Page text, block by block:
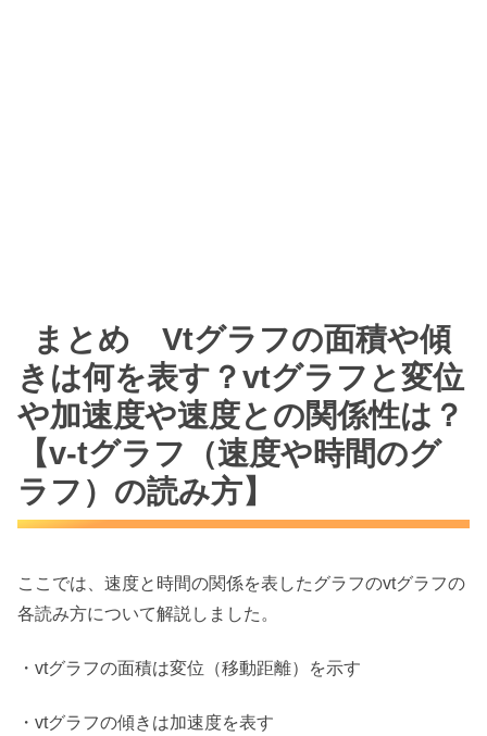
まとめ Vtグラフの面積や傾
きは何を表す？vtグラフと変位
や加速度や速度との関係性は？
【v-tグラフ（速度や時間のグ
ラフ）の読み方】
ここでは、速度と時間の関係を表したグラフのvtグラフの
各読み方について解説しました。
・vtグラフの面積は変位（移動距離）を示す
・vtグラフの傾きは加速度を表す